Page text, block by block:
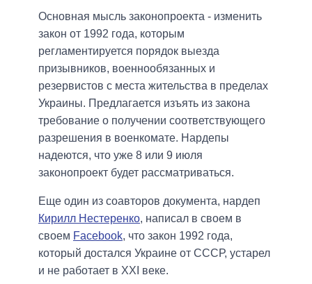
Основная мысль законопроекта - изменить
закон от 1992 года, которым
регламентируется порядок выезда
призывников, военнообязанных и
резервистов с места жительства в пределах
Украины. Предлагается изъять из закона
требование о получении соответствующего
разрешения в военкомате. Нардепы
надеются, что уже 8 или 9 июля
законопроект будет рассматриваться.
Еще один из соавторов документа, нардеп
Кирилл Нестеренко, написал в своем в
своем Facebook, что закон 1992 года,
который достался Украине от СССР, устарел
и не работает в XXI веке.